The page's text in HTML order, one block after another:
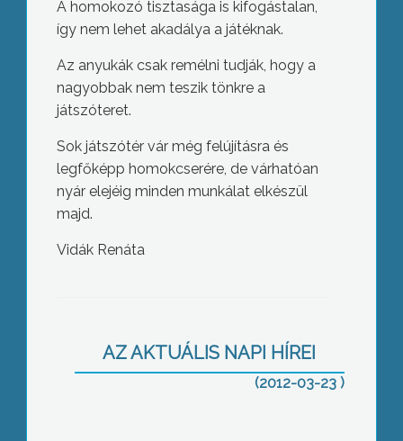
A homokozó tisztasága is kifogástalan,
így nem lehet akadálya a játéknak.
Az anyukák csak remélni tudják, hogy a
nagyobbak nem teszik tönkre a
játszóteret.
Sok játszótér vár még felújításra és
legfőképp homokcserére, de várhatóan
nyár elejéig minden munkálat elkészül
majd.
Vidák Renáta
AZ AKTUÁLIS NAPI HÍREI
(2012-03-23 )